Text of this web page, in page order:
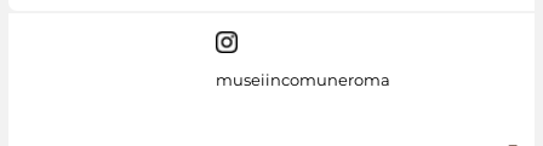
museiincomuneroma